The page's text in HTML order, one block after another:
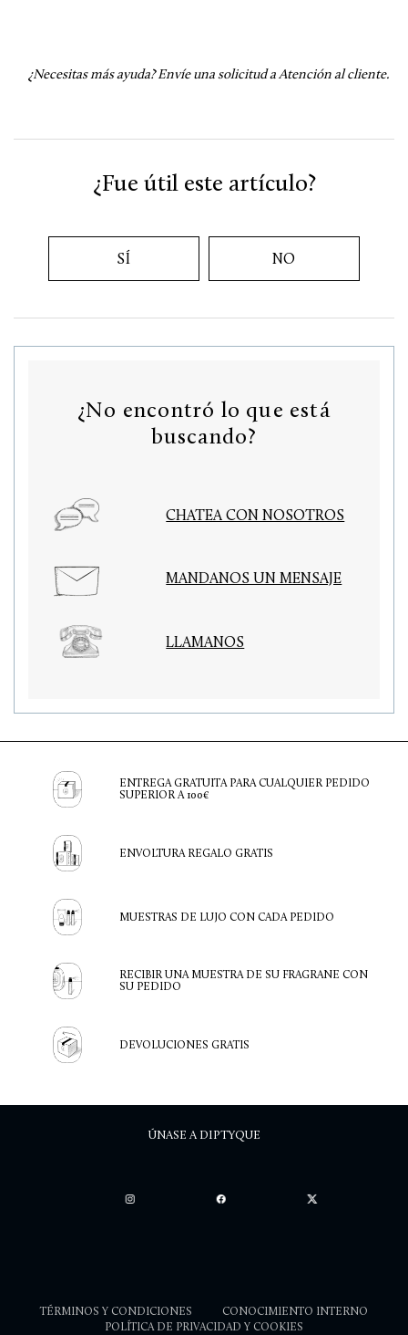
¿Necesitas más ayuda?Envíe una solicitud a Atención al cliente.
¿Fue útil este artículo?
SÍ NO
¿No encontró lo que está
buscando?
CHATEA CON NOSOTROS
MANDANOS UN MENSAJE
LLAMANOS
ENTREGA GRATUITA PARA CUALQUIER PEDIDO
SUPERIOR A 100€
ENVOLTURA REGALO GRATIS
MUESTRAS DE LUJO CON CADA PEDIDO
RECIBIR UNA MUESTRA DE SU FRAGRANE CON
SU PEDIDO
DEVOLUCIONES GRATIS
ÚNASE A DIPTYQUE
TÉRMINOS Y CONDICIONES
CONOCIMIENTO INTERNO
POLÍTICA DE PRIVACIDAD Y COOKIES